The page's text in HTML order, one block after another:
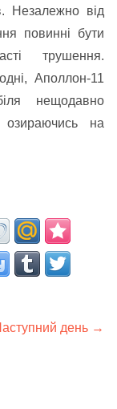
Незалежно від
повинні бути
трушення.
Аполлон-11
нещодавно
озираючись на
день →